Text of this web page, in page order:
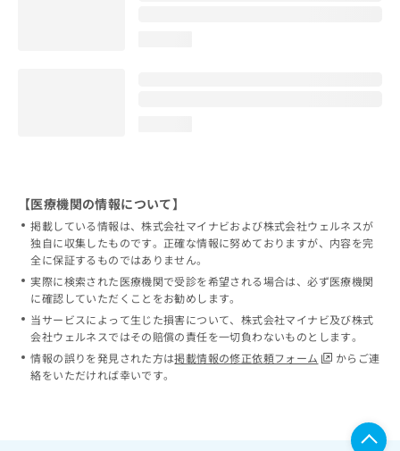
【医療機関の情報について】
掲載している情報は、株式会社マイナビおよび株式会社ウェルネスが
独自に収集したものです。正確な情報に努めておりますが、内容を完
全に保証するものではありません。
実際に検索された医療機関で受診を希望される場合は、必ず医療機関
に確認していただくことをお勧めします。
当サービスによって生じた損害について、株式会社マイナビ及び株式
会社ウェルネスではその賠償の責任を一切負わないものとします。
情報の誤りを発見された方は掲載情報の修正依頼フォーム
からご連
絡をいただければ幸いです。